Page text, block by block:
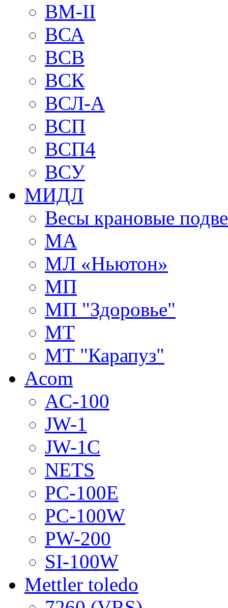
BM-II
ВСА
ВСВ
ВСК
ВСЛ-А
ВСП
ВСП4
ВСУ
МИДЛ
Весы крановые
МА
МЛ «Ньютон»
МП
МП "Здоровье"
МТ
МТ "Карапуз"
Acom
AC-100
JW-1
JW-1C
NETS
PC-100E
PC-100W
PW-200
SI-100W
Mettler toledo